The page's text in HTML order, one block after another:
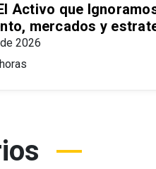
Activo que
mercados y
2026